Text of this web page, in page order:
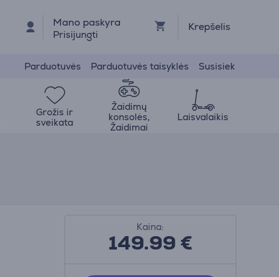
Mano paskyra
Prisijungti
Krepšelis
Parduotuvės Parduotuvės taisyklės Susisiek
Grožis ir
sveikata
Žaidimų
konsolės,
Žaidimai
Laisvalaikis
Kaina:
149.99€